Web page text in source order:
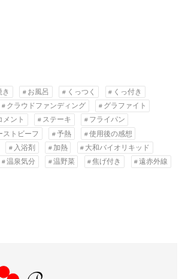
き お風呂 くっつく
くっ付き
クラウドファンディング
グラファイト
メント ステーキ
フライパン
ストビーフ 予熱
使用後の感想
入浴剤 加熱
大和バイオリキッド
温泉気分 温野菜 焦げ付き
遠赤外線